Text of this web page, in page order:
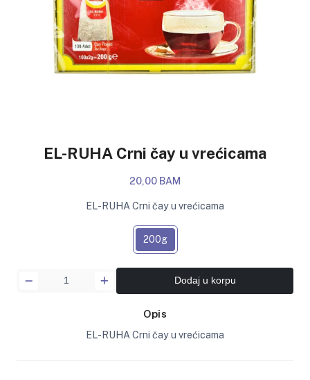
EL-RUHA Crni čay u vrećicama
20,00 BAM
EL-RUHA Crni čay u vrećicama
200g
Dodaj u korpu
Opis
EL-RUHA Crni čay u vrećicama